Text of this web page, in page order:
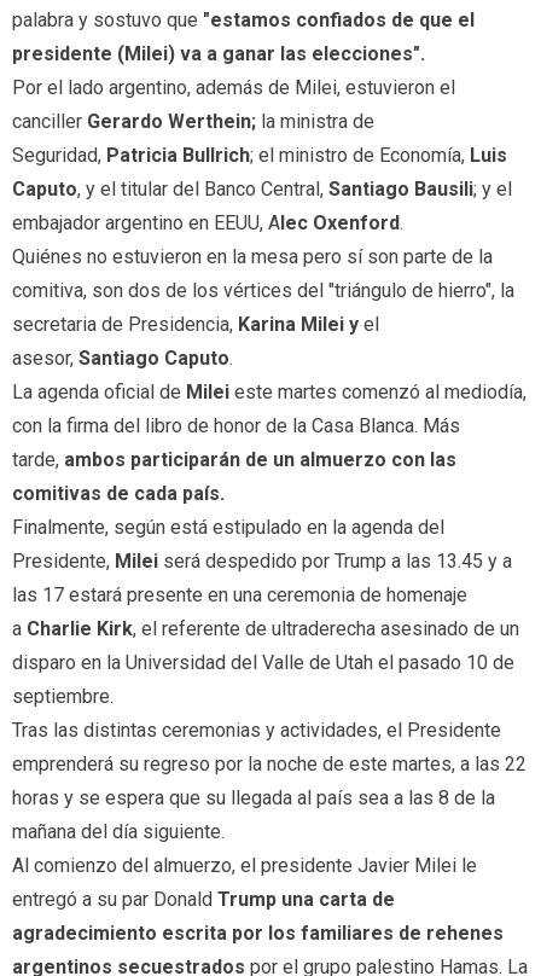
palabra y sostuvo que "estamos confiados de que el
presidente (Milei) va a ganar las elecciones".
Por el lado argentino, además de Milei, estuvieron el
canciller Gerardo Werthein; la ministra de
Seguridad, Patricia Bullrich; el ministro de Economía, Luis
Caputo, y el titular del Banco Central, Santiago Bausili; y el
embajador argentino en EEUU, A lec Oxenford.
Quiénes no estuvieron en la mesa pero sí son parte de la
comitiva, son dos de los vértices del "triángulo de hierro", la
secretaria de Presidencia, Karina Milei y el
asesor, Santiago Caputo.
La agenda oficial de Milei este martes comenzó al mediodía,
con la firma del libro de honor de la Casa Blanca. Más
tarde, ambos participarán de un almuerzo con las
comitivas de cada país.
Finalmente, según está estipulado en la agenda del
Presidente, Milei será despedido por Trump a las 13.45 y a
las 17 estará presente en una ceremonia de homenaje
a Charlie Kirk, el referente de ultraderecha asesinado de un
disparo en la Universidad del Valle de Utah el pasado 10 de
septiembre.
Tras las distintas ceremonias y actividades, el Presidente
emprenderá su regreso por la noche de este martes, a las 22
horas y se espera que su llegada al país sea a las 8 de la
mañana del día siguiente.
Al comienzo del almuerzo, el presidente Javier Milei le
entregó a su par Donald Trump una carta de
agradecimiento escrita por los familiares de rehenes
argentinos secuestrados por el grupo palestino Hamas. La